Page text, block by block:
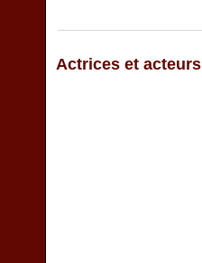
Actrices et acteurs